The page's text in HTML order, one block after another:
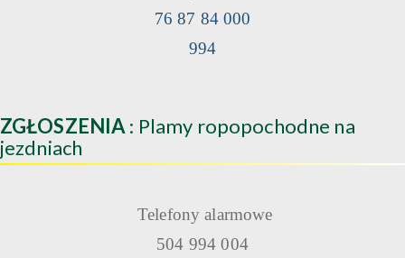
76 87 84 000
994
ZGŁOSZENIA : Plamy ropopochodne na
jezdniach
Telefony alarmowe
504 994 004